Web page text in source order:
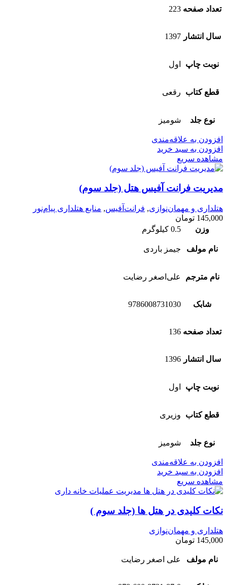
تعداد صفحه 223
سال انتشار 1397
نوبت چاپ اول
قطع کتاب رقعی
نوع جلد شومیز
افزودن به علاقه‌مندی
افزودن به سبد خرید
مشاهده سریع
مدیریت فرانت آفیس هتل (جلد سوم)
هتلداری و مهمان‌نوازی, فرانت‌آفیس, منابع هتلداری پیام‌نور
145,000 تومان
وزن
0.5 کیلوگرم
نام مولف جیمز باردی
نام مترجم علی‌اصغر رضایت
شابک 9786008731030
تعداد صفحه 136
سال انتشار 1396
نوبت چاپ اول
قطع کتاب وزیری
نوع جلد شومیز
افزودن به علاقه‌مندی
افزودن به سبد خرید
مشاهده سریع
نکات کلیدی در هتل ها (جلد سوم )
هتلداری و مهمان‌نوازی
145,000 تومان
نام مولف علی اصغر رضایت